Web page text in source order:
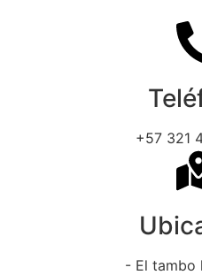
+57 321
- El tambo